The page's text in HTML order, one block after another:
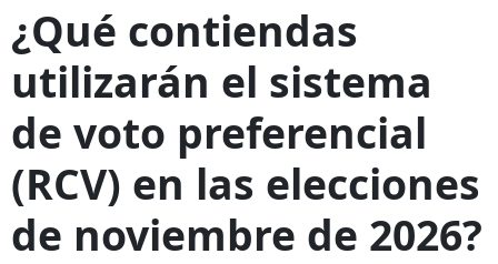
¿Qué contiendas
utilizarán el sistema
de voto preferencial
(RCV) en las elecciones
de noviembre de 2026?